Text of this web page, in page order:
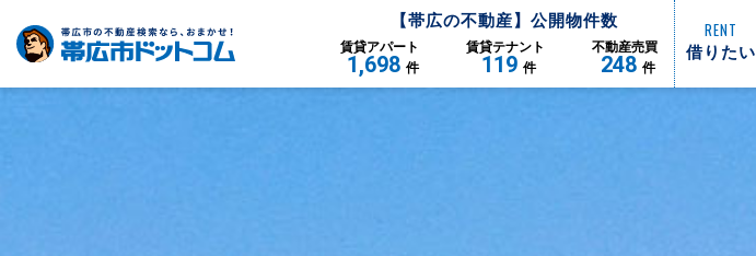
【帯広の不動産】公開物件数
賃貸アパート
1,698 件
賃貸テナント
119 件
不動産売買
248 件
RENT
借りたい